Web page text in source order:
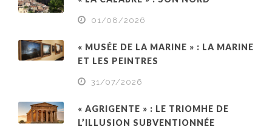
01/08/2026
« MUSÉE DE LA MARINE » : LA MARINE
ET LES PEINTRES
31/07/2026
« AGRIGENTE » : LE TRIOMHE DE
L’ILLUSION SUBVENTIONNÉE